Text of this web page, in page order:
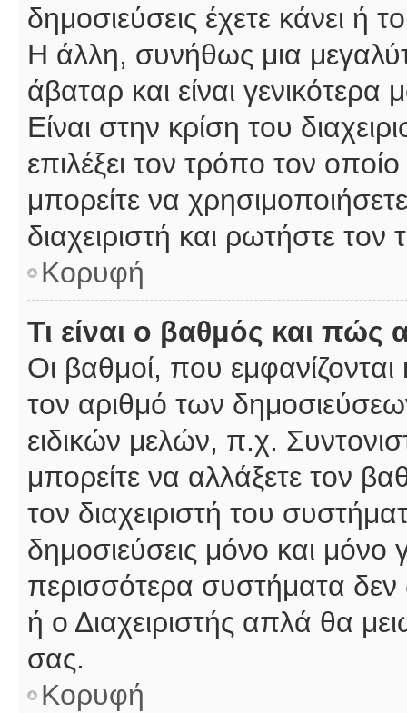
δημοσιεύσεις έχετε κάνει
Η άλλη, συνήθως μια
άβαταρ και είναι
Είναι στην κρίση του
επιλέξει τον τρόπο τον
μπορείτε να
διαχειριστή και ρωτήστε τον
Κορυφή
Τι είναι ο βαθμός και
Οι βαθμοί, που
τον αριθμό των
ειδικών μελών, π.χ.
μπορείτε να αλλάξετε τον
τον διαχειριστή του
δημοσιεύσεις μόνο και
περισσότερα συστήματα δεν
ή ο Διαχειριστής απλά θα
σας.
Κορυφή